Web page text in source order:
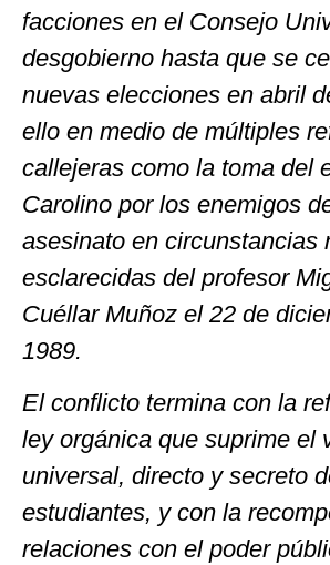
facciones en el Consejo
desgobierno hasta que se
nuevas elecciones en abril
ello en medio de múltiples
callejeras como la toma del
Carolino por los enemigos
asesinato en circunstancias
esclarecidas del profesor
Cuéllar Muñoz el 22 de
1989.
El conflicto termina con la
ley orgánica que suprime el
universal, directo y secreto
estudiantes, y con la
relaciones con el poder